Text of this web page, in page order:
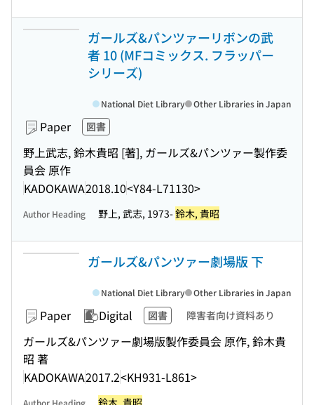
ガールズ&パンツァーリボンの武
者 10 (MFコミックス. フラッパー
シリーズ)
Paper 図書
野上武志, 鈴木貴昭 [著], ガールズ&パンツァー製作委
員会 原作
KADOKAWA2018.10<Y84-L71130>
National Diet Library Other Libraries in Japan
Author Heading 野上, 武志, 1973-鈴木, 貴昭
ガールズ&パンツァー劇場版 下
Paper Digital 図書 障害者向け資料あり
ガールズ&パンツァー劇場版製作委員会 原作, 鈴木貴
昭 著
KADOKAWA2017.2<KH931-L861>
National Diet Library Other Libraries in Japan
Author Heading 鈴木, 貴昭